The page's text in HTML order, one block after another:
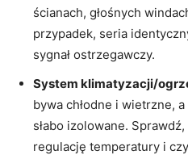
ścianach, głośnych
przypadek, seria
sygnał ostrzegawczy.
System klimatyzacji/
bywa chłodne i wietrzne,
słabo izolowane.
regulację temperatury i